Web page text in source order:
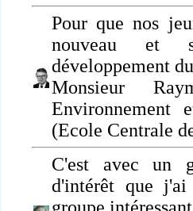
Pour que nos
nouveau et
développement
Monsieur
Environnement
(Ecole Centrale
C'est avec un
d'intérêt que